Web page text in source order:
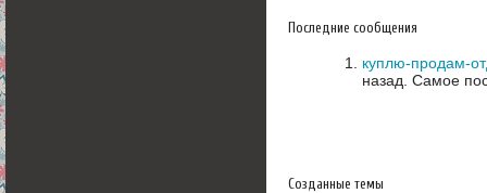
Последние сообщения
куплю-продам-
назад. Самое
Созданные темы